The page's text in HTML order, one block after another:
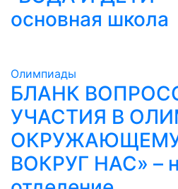
основная школа
Олимпиады
БЛАНК
УЧАСТИЯ В
ВОКРУГ НАС» –